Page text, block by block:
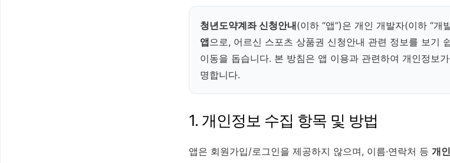
청년도약계좌 신청안내(이하 “앱”)은 개인 개발자(이하 “개
앱으로, 어르신 스포츠 상품권 신청안내 관련 정보를 보기
이동을 돕습니다. 본 방침은 앱 이용과 관련하여 개인정보
명합니다.
1. 개인정보 수집 항목 및 방법
앱은 회원가입/로그인을 제공하지 않으며, 이름·연락처 등 개